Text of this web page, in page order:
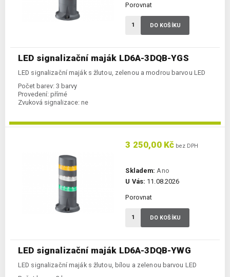
LED signalizační maják LD6A-3DQB-YGS
LED signalizační maják s žlutou, zelenou a modrou barvou LED
Počet barev: 3 barvy
Provedení: přímé
Zvuková signalizace: ne
Porovnat
DO KOŠÍKU
LED signalizační maják LD6A-3DQB-YWG
LED signalizační maják s žlutou, bílou a zelenou barvou LED
3 250,00 Kč bez DPH
Skladem: Ano
U Vás: 11.08.2026
Porovnat
DO KOŠÍKU